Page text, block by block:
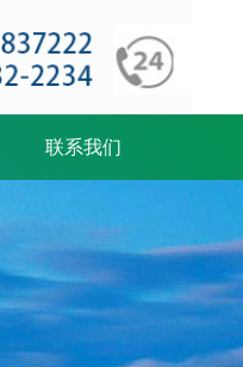
联系我们